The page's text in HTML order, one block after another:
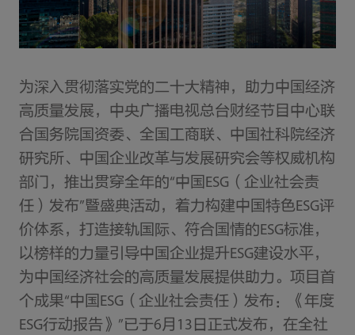
为深入贯彻落实党的二十大精神，助力中国经济
高质量发展，中央广播电视总台财经节目中心联
合国务院国资委、全国工商联、中国社科院经济
研究所、中国企业改革与发展研究会等权威机构
部门，推出贯穿全年的“中国ESG（企业社会责
任）发布”暨盛典活动，着力构建中国特色ESG评
价体系，打造接轨国际、符合国情的ESG标准，
以榜样的力量引导中国企业提升ESG建设水平，
为中国经济社会的高质量发展提供助力。项目首
个成果“中国ESG（企业社会责任）发布：《年度
ESG行动报告》”已于6月13日正式发布，在全社